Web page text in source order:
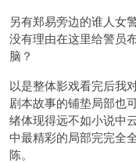
另有郑易旁边的谁人女
没有理由在这里给警员
脑？
以是整体影戏看完后我
剧本故事的铺垫局部也
绪体现得远不如小说中
中最精彩的局部完完全
陈。